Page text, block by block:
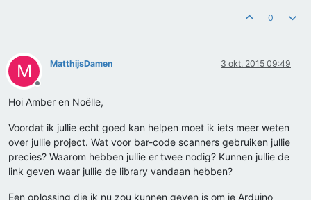
0
M
Offline
MatthijsDamen 3 okt. 2015 09:49
Hoi Amber en Noëlle,
Voordat ik jullie echt goed kan helpen moet ik iets meer weten
over jullie project. Wat voor bar-code scanners gebruiken jullie
precies? Waarom hebben jullie er twee nodig? Kunnen jullie de
link geven waar jullie de library vandaan hebben?
Een oplossing die ik nu zou kunnen geven is om je Arduino